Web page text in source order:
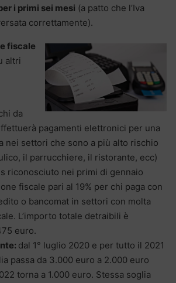
i primi sei mesi (a patto che l’Iva
correttamente).
fiscale
altri
da
pagamenti elettronici per una
nei settori che sono a più alto rischio
il parrucchiere, il ristorante, ecc)
riconosciuto nei primi di gennaio
fiscale pari al 19% per chi paga con
o bancomat in settori con molta
L’importo totale detraibili è
euro.
dal 1° luglio 2020 e per tutto il 2021
passa da 3.000 euro a 2.000 euro
torna a 1.000 euro. Stessa soglia